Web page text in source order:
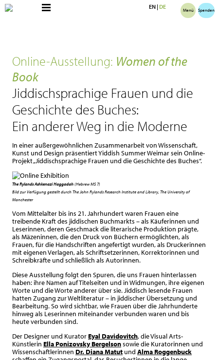
EN|DE Menü Spenden
Online-Ausstellung: Women of the
Book
Jiddischsprachige Frauen und die
Geschichte des Buches:
Ein anderer Weg in die Moderne
In einer außergewöhnlichen Zusammenarbeit von Wissenschaft,
Kunst und Design präsentiert Yiddish Summer Weimar sein Online-
Projekt „Jiddischsprachige Frauen und die Geschichte des Buches“.
The Rylands Ashkenazi Haggadah(Hebrew MS 7)
Bild zur Verfügung gestellt durch The John Rylands Research Institute and Library, The University of
Manchester
Vom Mittelalter bis ins 21. Jahrhundert waren Frauen eine
treibende Kraft des jiddischen Buchmarkts – als Käuferinnen und
Leserinnen, deren Geschmack die literarische Produktion prägte,
als Mäzeninnen, die den Druck von Büchern ermöglichten, als
Frauen, für die Handschriften angefertigt wurden, als Druckerinnen
mit eigenen Verlagen, als Schriftsetzerinnen, Korrektorinnen und
Schreibkräfte und schließlich als Autorinnen.
Diese Ausstellung folgt den Spuren, die uns Frauen hinterlassen
haben: ihre Namen auf Titelseiten und in Widmungen, ihre eigenen
Worte und die Worte anderer über sie. Jiddisch lesende Frauen
hatten Zugang zur Weltliteratur – in jiddischer Übersetzung und
Bearbeitung. So wird sichtbar, wie Frauen über die Jahrhunderte
hinweg als Leserinnen miteinander verbunden waren und bis
heute verbunden sind.
Der Designer und Kurator Eyal Davidovitch, die Visual Arts-
Künstlerin Ella Ponizovsky Bergelsonsowie die Kuratorinnen und
Wissenschaftlerinnen Dr. Diana Matut und Alma Roggenbuck